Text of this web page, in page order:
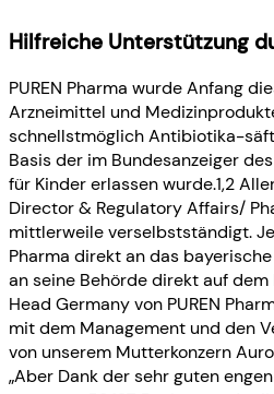
Hilfreiche Unterstützung
PUREN Pharma wurde Anfang
Arzneimittel und
schnellstmöglich Antibiotika-
Basis der im Bundesanzeiger
für Kinder erlassen wurde.1,2
Director & Regulatory Affairs/
mittlerweile verselbstständigt.
Pharma direkt an das
an seine Behörde direkt auf
Head Germany von PUREN
mit dem Management und den
von unserem Mutterkonzern
„Aber Dank der sehr guten